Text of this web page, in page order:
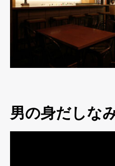
男の身だしな